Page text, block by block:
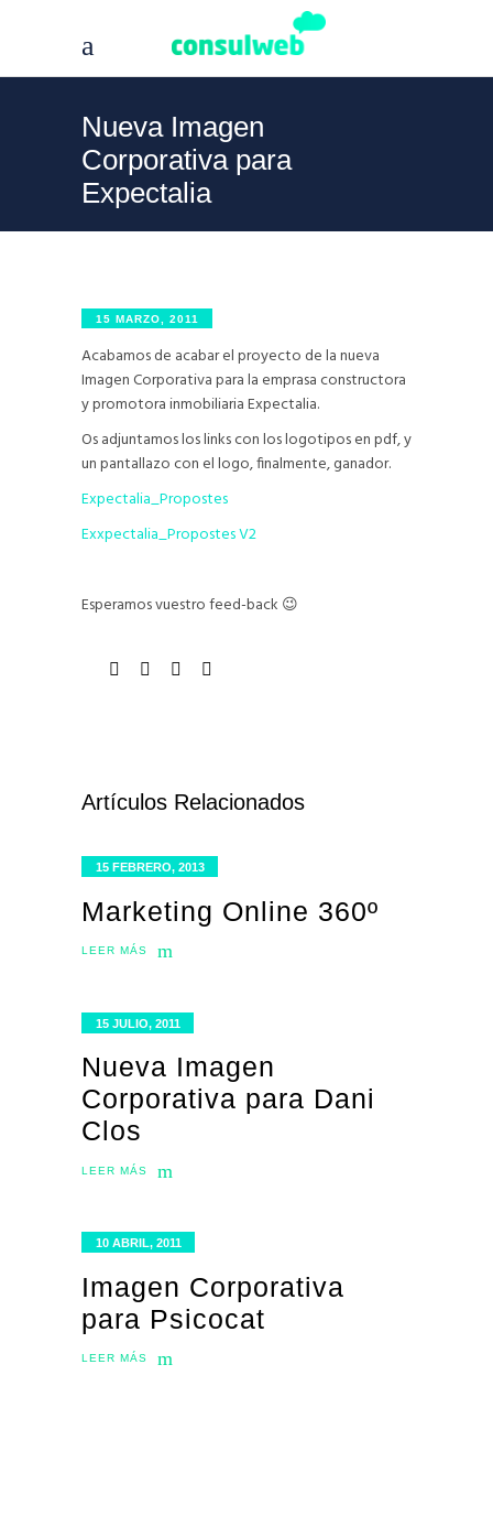
Nueva Imagen
Corporativa para
Expectalia
15 MARZO, 2011
Acabamos de acabar el proyecto de la nueva
Imagen Corporativa para la emprasa constructora
y promotora inmobiliaria Expectalia.
Os adjuntamos los links con los logotipos en pdf, y
un pantallazo con el logo, finalmente, ganador.
Expectalia_Propostes
Exxpectalia_Propostes V2
Esperamos vuestro feed-back 😉
Artículos Relacionados
15 FEBRERO, 2013
Marketing Online 360º
LEER MÁS
15 JULIO, 2011
Nueva Imagen
Corporativa para Dani
Clos
LEER MÁS
10 ABRIL, 2011
Imagen Corporativa
para Psicocat
LEER MÁS